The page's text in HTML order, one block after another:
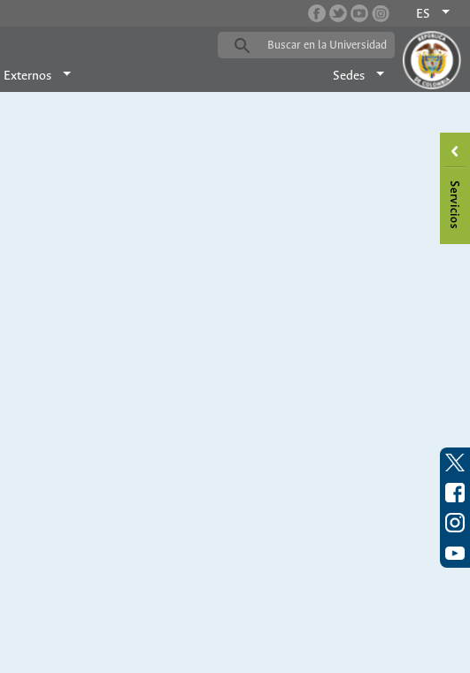
ES
Externos Sedes